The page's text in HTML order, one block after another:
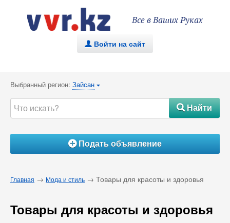
Все в Ваших Руках
. Войти на сайт
Выбранный регион: Зайсан {
#Найти
ÁПодать объявление
Главная → Мода и стиль → Товары для красоты и здоровья
Товары для красоты и здоровья